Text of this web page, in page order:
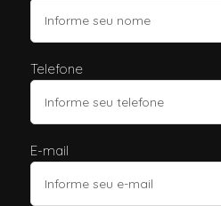
Telefone
E-mail